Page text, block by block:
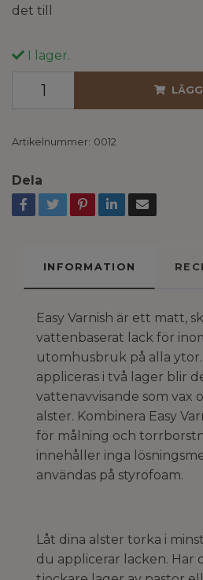
det till
I lager.
Artikelnummer: 0012
Dela
INFORMATION
Easy Varnish är ett matt,
vattenbaserat lack för
utomhusbruk på alla
appliceras i två lager blir
vattenavvisande som vax
alster. Kombinera Easy
för målning och
innehåller inga
användas på styrofoam.
Låt dina alster torka i
du applicerar lacken. Har